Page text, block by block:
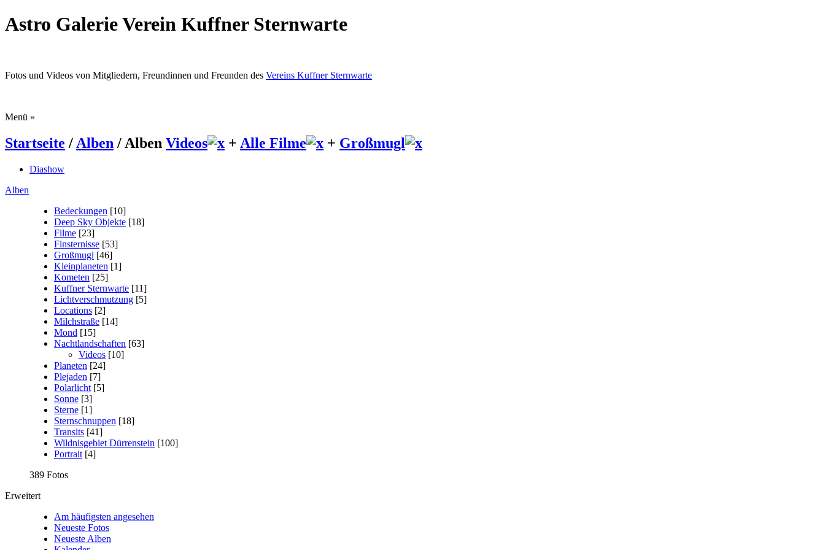
Astro Galerie Verein Kuffner Sternwarte
Fotos und Videos von Mitgliedern, Freundinnen und Freunden des Vereins Kuffner Sternwarte
Menü »
Startseite / Alben / Alben Videos + Alle Filme + Großmugl
Diashow
Alben
Bedeckungen [10]
Deep Sky Objekte [18]
Filme [23]
Finsternisse [53]
Großmugl [46]
Kleinplaneten [1]
Kometen [25]
Kuffner Sternwarte [11]
Lichtverschmutzung [5]
Locations [2]
Milchstraße [14]
Mond [15]
Nachtlandschaften [63]
Videos [10]
Planeten [24]
Plejaden [7]
Polarlicht [5]
Sonne [3]
Sterne [1]
Sternschnuppen [18]
Transits [41]
Wildnisgebiet Dürrenstein [100]
Portrait [4]
389 Fotos
Erweitert
Am häufigsten angesehen
Neueste Fotos
Neueste Alben